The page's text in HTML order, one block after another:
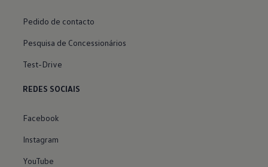
Pedido de contacto
Pesquisa de Concessionários
Test-Drive
REDES SOCIAIS
Facebook
Instagram
YouTube